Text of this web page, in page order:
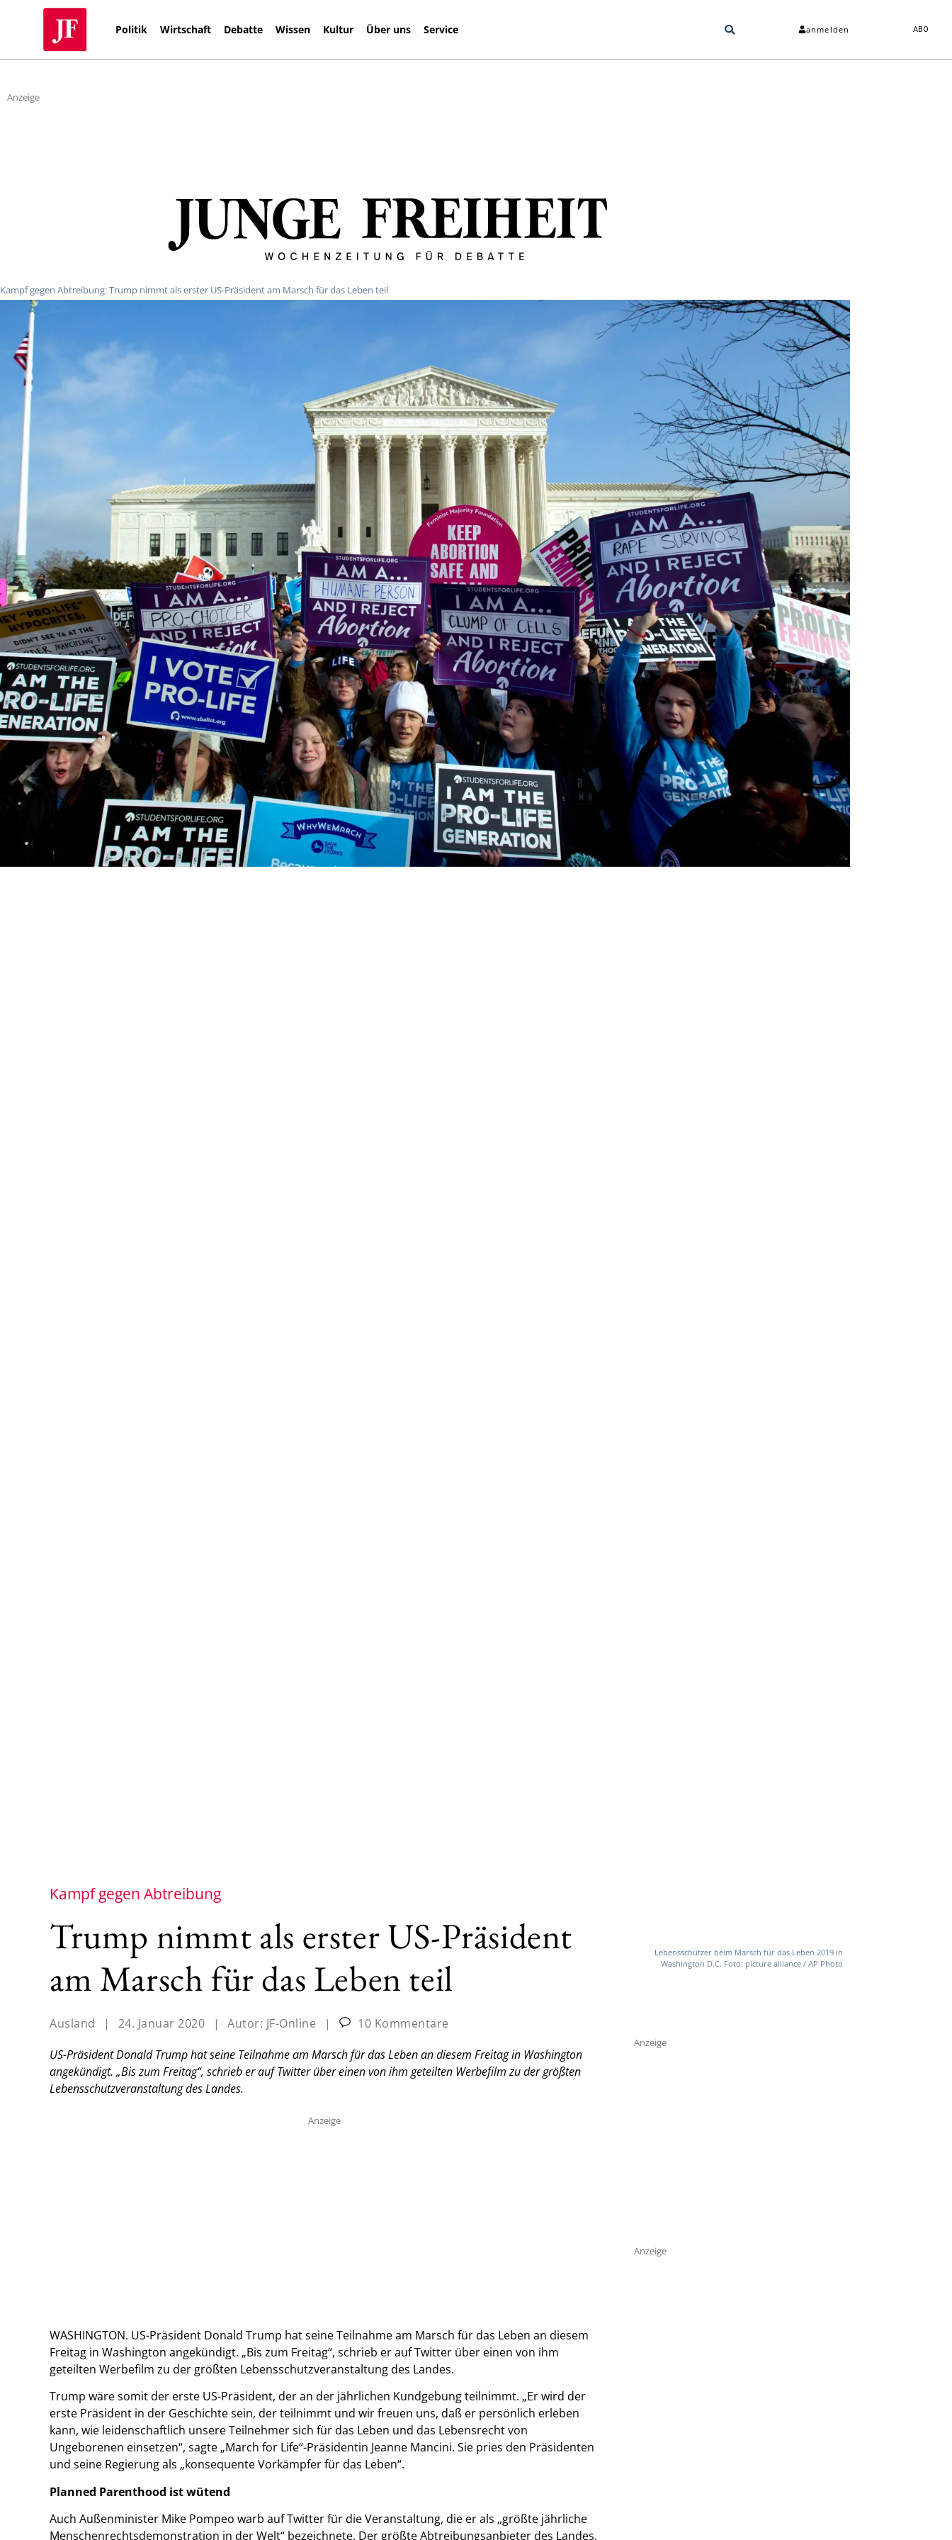
Politik Wirtschaft Debatte Wissen Kultur Über uns Service anmelden ABO
Anzeige
Kampf gegen Abtreibung: Trump nimmt als erster US-Präsident am Marsch für das Leben teil
Kampf gegen Abtreibung
Trump nimmt als erster US-Präsident
am Marsch für das Leben teil
Ausland | 24. Januar 2020 | Autor: JF-Online |
10 Kommentare
US-Präsident Donald Trump hat seine Teilnahme am Marsch für das Leben an diesem Freitag in Washington
angekündigt. „Bis zum Freitag“, schrieb er auf Twitter über einen von ihm geteilten Werbefilm zu der größten
Lebensschutzveranstaltung des Landes.
Anzeige
WASHINGTON. US-Präsident Donald Trump hat seine Teilnahme am Marsch für das Leben an diesem
Freitag in Washington angekündigt. „Bis zum Freitag“, schrieb er auf Twitter über einen von ihm
geteilten Werbefilm zu der größten Lebensschutzveranstaltung des Landes.
Trump wäre somit der erste US-Präsident, der an der jährlichen Kundgebung teilnimmt. „Er wird der
erste Präsident in der Geschichte sein, der teilnimmt und wir freuen uns, daß er persönlich erleben
kann, wie leidenschaftlich unsere Teilnehmer sich für das Leben und das Lebensrecht von
Ungeborenen einsetzen“, sagte „March for Life“-Präsidentin Jeanne Mancini. Sie pries den Präsidenten
und seine Regierung als „konsequente Vorkämpfer für das Leben“.
Planned Parenthood ist wütend
Auch Außenminister Mike Pompeo warb auf Twitter für die Veranstaltung, die er als „größte jährliche
Menschenrechtsdemonstration in der Welt“ bezeichnete. Der größte Abtreibungsanbieter des Landes,
Lebensschützer beim Marsch für das Leben 2019 in
Washington D.C. Foto: picture alliance / AP Photo
Anzeige
Anzeige